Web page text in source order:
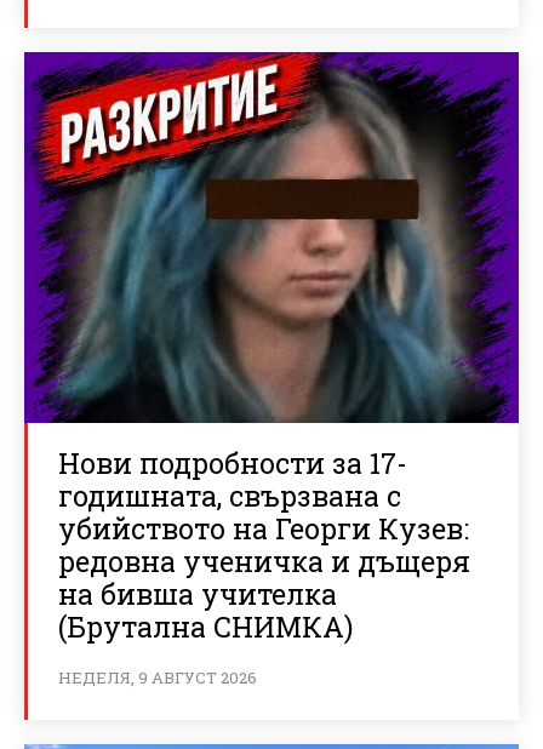
Нови подробности за 17-
годишната, свързвана с
убийството на Георги Кузев:
редовна ученичка и дъщеря
на бивша учителка
(Брутална СНИМКА)
НЕДЕЛЯ, 9 АВГУСТ 2026